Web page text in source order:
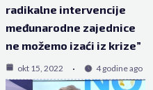
radikalne intervencije
međunarodne zajednice
ne možemo izaći iz krize”
okt 15, 2022 4 godine ago